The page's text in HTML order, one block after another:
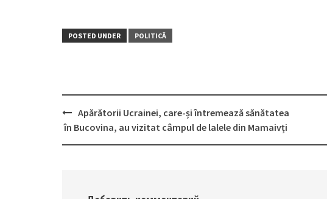
POSTED UNDER POLITICĂ
Post
navigation
Apărătorii Ucrainei, care-și întremează sănătatea
în Bucovina, au vizitat câmpul de lalele din Mamaivți